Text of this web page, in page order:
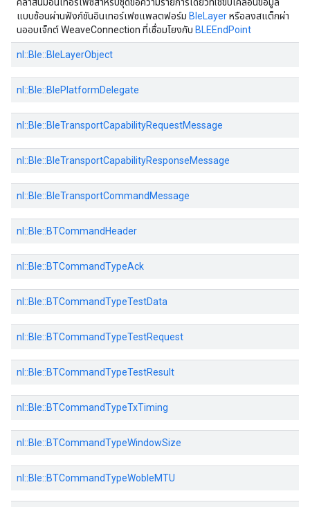
แบบซ้อนผ่านฟังก์ชันอินเทอร์เฟซแพลตฟอร์ม BleLayerหรือลงสแต็กผ่า
นออบเจ็กต์ WeaveConnection ที่เชื่อมโยงกับ BLEEndPoint
nl::Ble::BleLayerObject
nl::Ble::BlePlatformDelegate
nl::Ble::BleTransportCapabilityRequestMessage
nl::Ble::BleTransportCapabilityResponseMessage
nl::Ble::BleTransportCommandMessage
nl::Ble::BTCommandHeader
nl::Ble::BTCommandTypeAck
nl::Ble::BTCommandTypeTestData
nl::Ble::BTCommandTypeTestRequest
nl::Ble::BTCommandTypeTestResult
nl::Ble::BTCommandTypeTxTiming
nl::Ble::BTCommandTypeWindowSize
nl::Ble::BTCommandTypeWobleMTU